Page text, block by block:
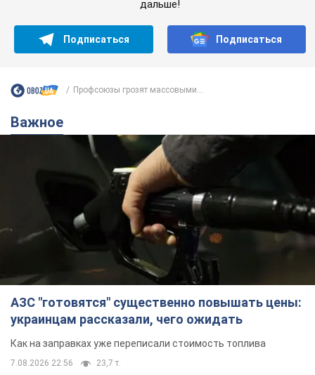
дальше!
Подписаться Подписаться
Профсоюзы грозят массовыми...
Важное
АЗС "готовятся" существенно повышать цены:
украинцам рассказали, чего ожидать
Как на заправках уже переписали стоимость топлива
7.08.2026 22:56 23,7 т.